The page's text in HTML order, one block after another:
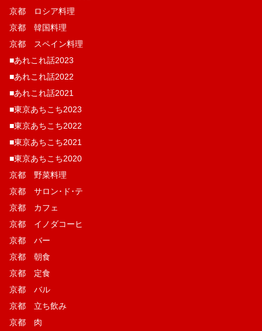
京都 ロシア料理
京都 韓国料理
京都 スペイン料理
■あれこれ話2023
■あれこれ話2022
■あれこれ話2021
■東京あちこち2023
■東京あちこち2022
■東京あちこち2021
■東京あちこち2020
京都 野菜料理
京都 サロン･ド･テ
京都 カフェ
京都 イノダコーヒ
京都 バー
京都 朝食
京都 定食
京都 バル
京都 立ち飲み
京都 肉